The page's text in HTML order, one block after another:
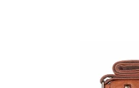
Krásná hnědá kožená
ideální střední velikosti.